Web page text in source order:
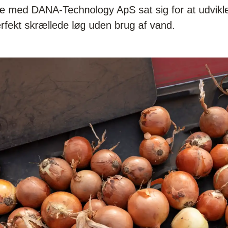
med DANA-Technology ApS sat sig for at
skrællede løg uden brug af vand.